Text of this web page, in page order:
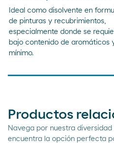
Ideal como disolvente en
de pinturas y recubrimientos,
especialmente donde se
bajo contenido de aromáticos
mínimo.
Productos
Navega por nuestra
encuentra la opción perfecta